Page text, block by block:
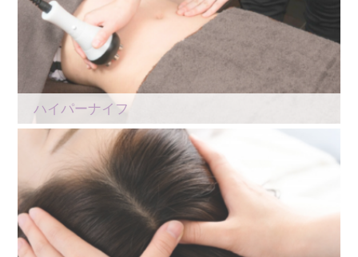
ハイパーナイフ